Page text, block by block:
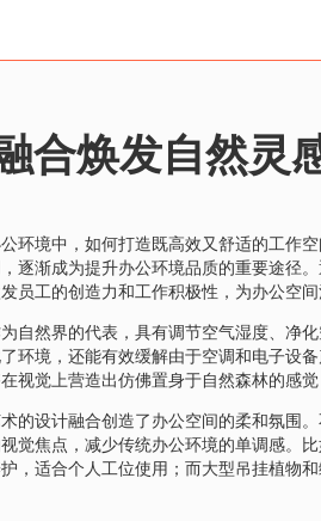
合焕发自然灵
环境中，如何打造既高效又舒适的工作
逐渐成为提升办公环境品质的重要途径
员工的创造力和工作积极性，为办公空间
自然界的代表，具有调节空气湿度、净
环境，还能有效缓解由于空调和电子设
视觉上营造出仿佛置身于自然森林的感觉
的设计融合创造了办公空间的柔和氛围
觉焦点，减少传统办公环境的单调感。
，适合个人工位使用；而大型吊挂植物